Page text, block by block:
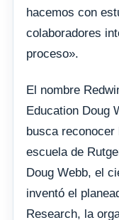
hacemos con
colaboradores
proceso».
El nombre
Education Doug
busca
escuela de
Doug Webb, el
inventó el
Research, la